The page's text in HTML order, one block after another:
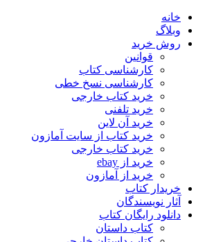
خانه
وبلاگ
روش خرید
قوانین
کارشناسی کتاب
کارشناسی نسخ خطی
خرید کتاب خارجی
خرید تلفنی
خرید آن لاین
خرید کتاب از سایت آمازون
خرید کتاب خارجی
خرید از ebay
خرید از آمازون
خریدار کتاب
آثار نویسندگان
دانلود رایگان کتاب
کتاب داستان